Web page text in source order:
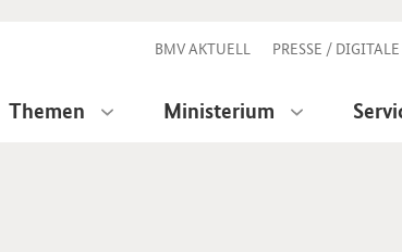
BMV AKTUELL PRESSE /
Themen Ministerium